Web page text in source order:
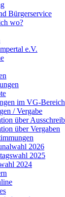
Bürgerservice
wo?
e.V.
im VG-Bereich
/ Vergabe
über
über Vergaben
2026
2025
2024